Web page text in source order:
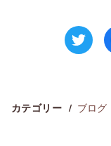
カテゴリー ブログ